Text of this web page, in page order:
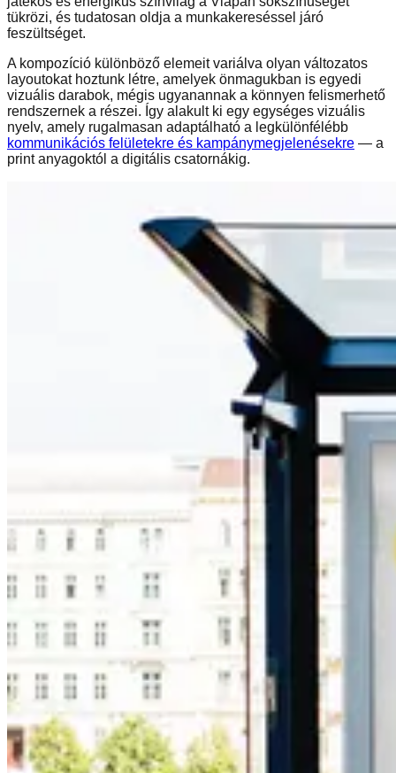
tükrözi, és tudatosan oldja a munkakereséssel járó
feszültséget.
A kompozíció különböző elemeit variálva olyan változatos
layoutokat hoztunk létre, amelyek önmagukban is egyedi
vizuális darabok, mégis ugyanannak a könnyen felismerhető
rendszernek a részei. Így alakult ki egy egységes vizuális
nyelv, amely rugalmasan adaptálható a legkülönfélébb
kommunikációs felületekre és kampánymegjelenésekre — a
print anyagoktól a digitális csatornákig.